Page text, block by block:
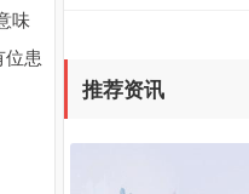
味
患
推荐资讯